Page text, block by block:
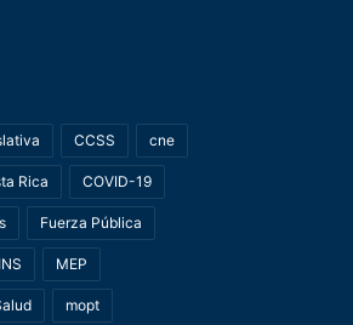
CCSS cne
Rica COVID-19
Fuerza Pública
INS MEP
mopt